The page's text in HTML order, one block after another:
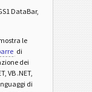
DataBar,
le
di
dei
VB .NET,
di